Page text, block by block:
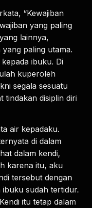
“Kewajiban
yang paling
lainnya,
paling utama.
ibuku. Di
kuperoleh
segala sesuatu
tindakan disiplin diri
air kepadaku.
di dalam
dalam kendi,
karena itu, aku
tersebut dengan
sudah tertidur.
itu tetap dalam